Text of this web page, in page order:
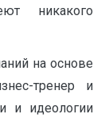
никакого
на основе
тренер и
и идеологии